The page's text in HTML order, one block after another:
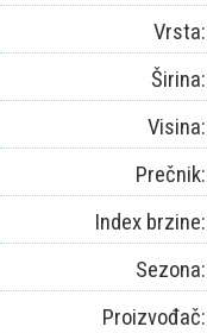
Vrsta:
Širina:
Visina:
Prečnik:
Index brzine:
Sezona:
Proizvođač: